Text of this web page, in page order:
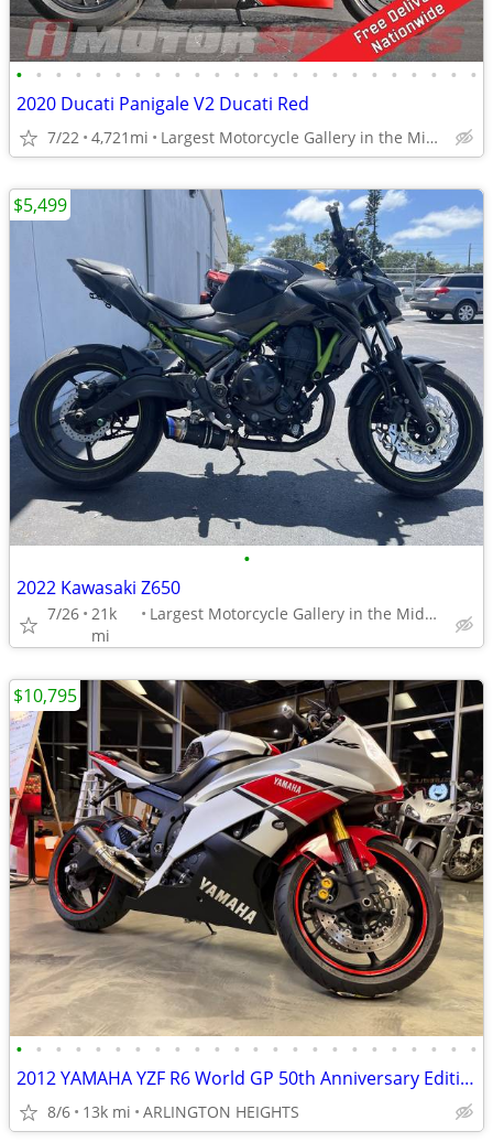
• • • • • • • • • • • • • • • • • • • • • • • •
2020 Ducati Panigale V2 Ducati Red
7/22 4,721mi Largest Motorcycle Gallery in the Midwest
•
2022 Kawasaki Z650
7/26 21k
mi
Largest Motorcycle Gallery in the Midwest
$5,499
• • • • • • • • • • • • • • • • • • • • • • • •
2012 YAMAHA YZF R6 World GP 50th Anniversary Edition
8/6 13k mi ARLINGTON HEIGHTS
$10,795